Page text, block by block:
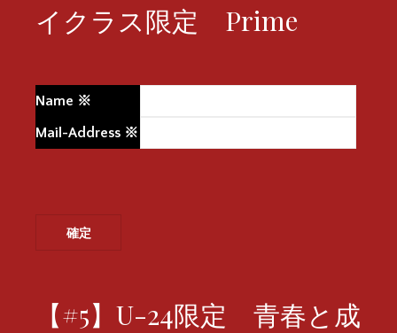
イクラス限定 Prime
Name ※
Mail-Address ※
【#5】U-24限定 青春と成